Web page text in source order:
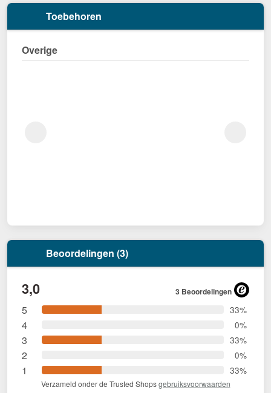
Toebehoren
Overige
Beoordelingen (3)
3,0 3 Beoordelingen
5 33%
4 0%
3 33%
2 0%
1 33%
Verzameld onder de Trusted Shopsgebruiksvoorwaarden